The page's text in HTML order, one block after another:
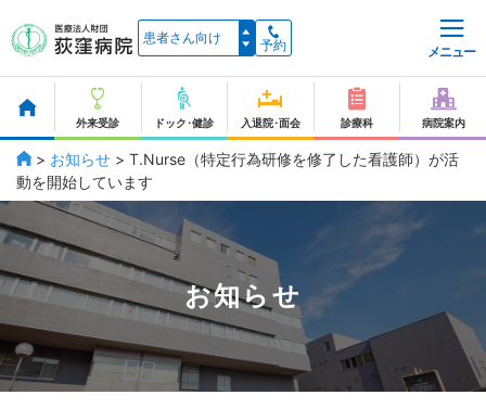
予約 メニュー
外来受診 ドック･健診 入退院･面会 診療科 病院案内
> お知らせ > T.Nurse（特定行為研修を修了した看護師）が活
動を開始しています
お知らせ